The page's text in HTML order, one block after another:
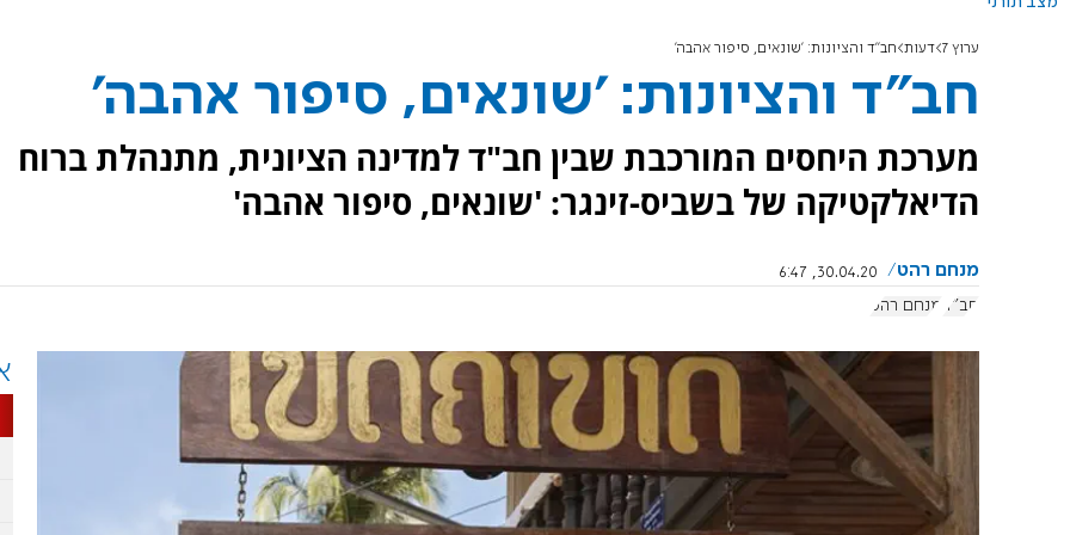
ערוץ 7 דעות חב"ד והציונות: 'שונאים, סיפור אהבה'
חב"ד והציונות: 'שונאים, סיפור אהבה'
מערכת היחסים המורכבת שבין חב"ד למדינה הציונית, מתנהלת ברוח
הדיאלקטיקה של בשביס-זינגר: 'שונאים, סיפור אהבה'
מנחם רהט
30.04.20, 6:47
חב"ד מנחם רהט